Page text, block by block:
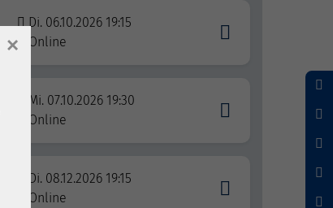
Di. 06.10.2026 19:15
Online
Mi. 07.10.2026 19:30
Online
Di. 08.12.2026 19:15
Online
×